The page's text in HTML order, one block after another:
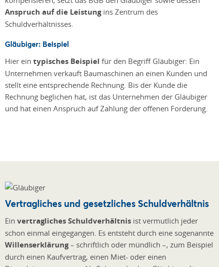
Anspruch auf die Leistungins Zentrum des
Schuldverhältnisses.
Gläubiger: Beispiel
Hier ein typisches Beispiel für den Begriff Gläubiger: Ein
Unternehmen verkauft Baumaschinen an einen Kunden und
stellt eine entsprechende Rechnung. Bis der Kunde die
Rechnung beglichen hat, ist das Unternehmen der Gläubiger
und hat einen Anspruch auf Zahlung der offenen Forderung.
Vertragliches und gesetzliches Schuldverhältnis
Ein vertragliches Schuldverhältnis ist vermutlich jeder
schon einmal eingegangen. Es entsteht durch eine sogenannte
Willenserklärung– schriftlich oder mündlich –, zum Beispiel
durch einen Kaufvertrag, einen Miet- oder einen